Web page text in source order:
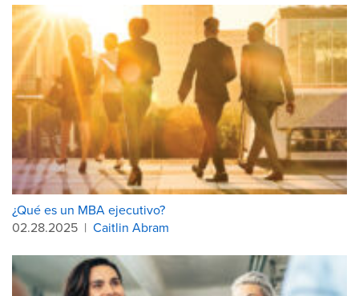
¿Qué es un MBA ejecutivo?
02.28.2025 | Caitlin Abram